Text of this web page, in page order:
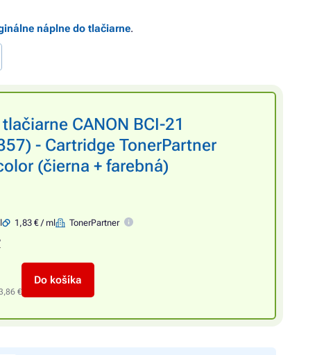
náplne do tlačiarne.
CANON BCI-21
- Cartridge TonerPartner
(čierna + farebná)
1,83 € / ml
TonerPartner
€
Do košíka